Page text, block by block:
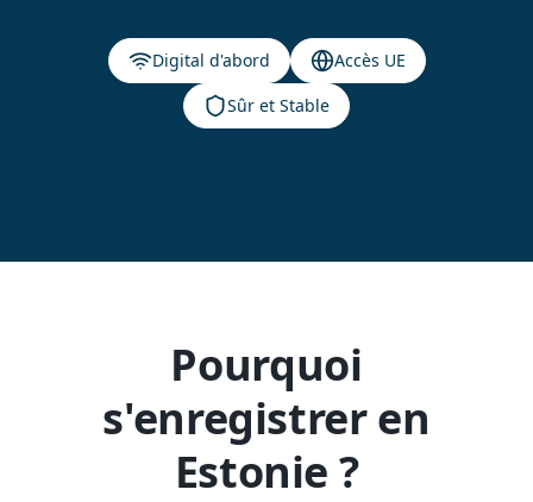
Digital d'abord
Accès UE
Sûr et Stable
Pourquoi
s'enregistrer en
Estonie ?